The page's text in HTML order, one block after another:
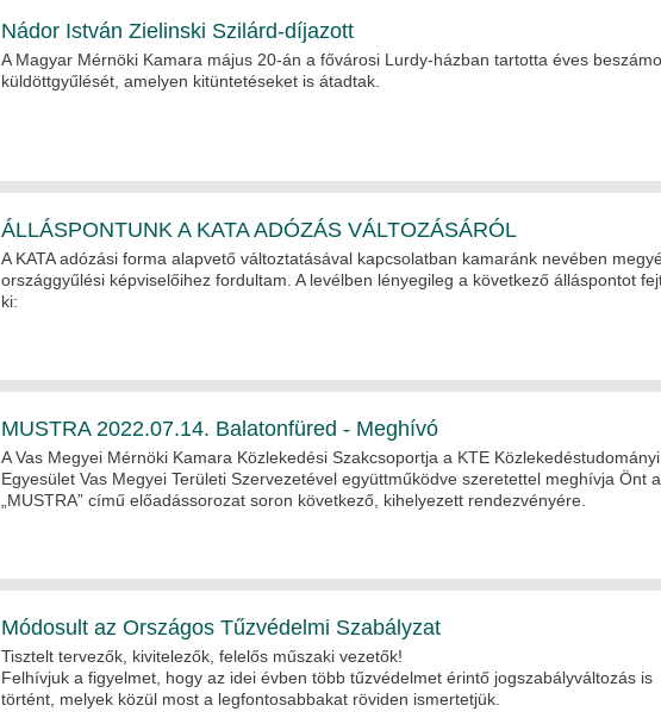
Nádor István Zielinski Szilárd-díjazott
A Magyar Mérnöki Kamara május 20-án a fővárosi Lurdy-házban tartotta éves
küldöttgyűlését, amelyen kitüntetéseket is átadtak.
ÁLLÁSPONTUNK A KATA ADÓZÁS VÁLTOZÁSÁRÓL
A KATA adózási forma alapvető változtatásával kapcsolatban kamaránk nevében
országgyűlési képviselőihez fordultam. A levélben lényegileg a következő álláspontot
ki:
MUSTRA 2022.07.14. Balatonfüred - Meghívó
A Vas Megyei Mérnöki Kamara Közlekedési Szakcsoportja a KTE Közlekedéstudományi
Egyesület Vas Megyei Területi Szervezetével együttműködve szeretettel meghívja Önt a
„MUSTRA” című előadássorozat soron következő, kihelyezett rendezvényére.
Módosult az Országos Tűzvédelmi Szabályzat
Tisztelt tervezők, kivitelezők, felelős műszaki vezetők!
Felhívjuk a figyelmet, hogy az idei évben több tűzvédelmet érintő jogszabályváltozás is
történt, melyek közül most a legfontosabbakat röviden ismertetjük.